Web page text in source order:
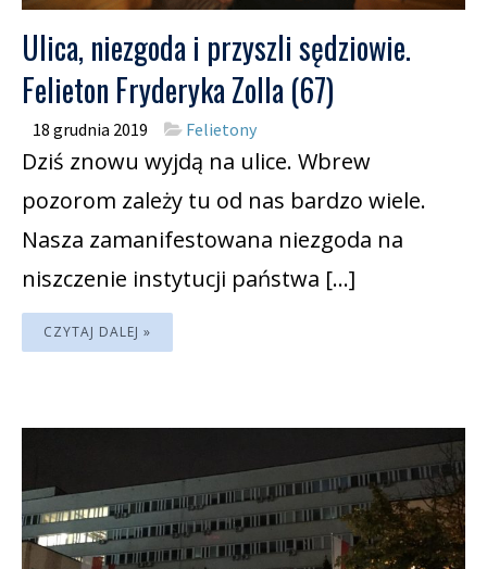
Ulica, niezgoda i przyszli sędziowie.
Felieton Fryderyka Zolla (67)
18 grudnia 2019 Felietony
Dziś znowu wyjdą na ulice. Wbrew
pozorom zależy tu od nas bardzo wiele.
Nasza zamanifestowana niezgoda na
niszczenie instytucji państwa […]
CZYTAJ DALEJ »